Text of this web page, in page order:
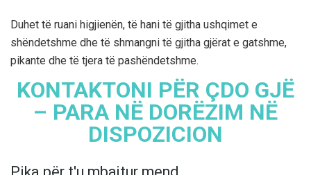
Duhet të ruani higjienën, të hani të gjitha ushqimet e
shëndetshme dhe të shmangni të gjitha gjërat e gatshme,
pikante dhe të tjera të pashëndetshme.
KONTAKTONI PËR ÇDO GJË
– PARA NË DORËZIM NË
DISPOZICION